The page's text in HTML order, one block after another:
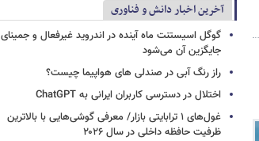
آخرین اخبار دانش و فناوری
گوگل اسیستنت ماه آینده در اندروید غیرفعال و جمینای
جایگزین آن می‌شود
راز رنگ آبی در صندلی های هواپیما چیست؟
اختلال در دسترسی کاربران ایرانی به ChatGPT
غول‌های ۱ ترابایتی بازار/ معرفی گوشی‌هایی با بالاترین
ظرفیت حافظه داخلی در سال ۲۰۲۶